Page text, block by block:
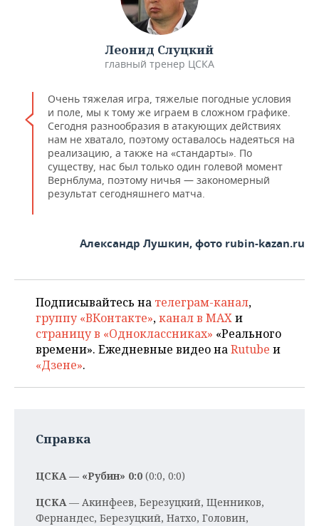
Леонид Слуцкий
главный тренер ЦСКА
Очень тяжелая игра, тяжелые погодные условия
и поле, мы к тому же играем в сложном графике.
Сегодня разнообразия в атакующих действиях
нам не хватало, поэтому оставалось надеяться на
реализацию, а также на «стандарты». По
существу, нас был только один голевой момент
Вернблума, поэтому ничья — закономерный
результат сегодняшнего матча.
Александр Лушкин, фото rubin-kazan.ru
Подписывайтесь на телеграм-канал,
группу «ВКонтакте»,канал в MAXи
страницу в «Одноклассниках» «Реального
времени». Ежедневные видео наRutube и
«Дзене».
Справка
ЦСКА — «Рубин» 0:0 (0:0, 0:0)
ЦСКА— Акинфеев, Березуцкий, Щенников,
Фернандес, Березуцкий, Натхо, Головин,